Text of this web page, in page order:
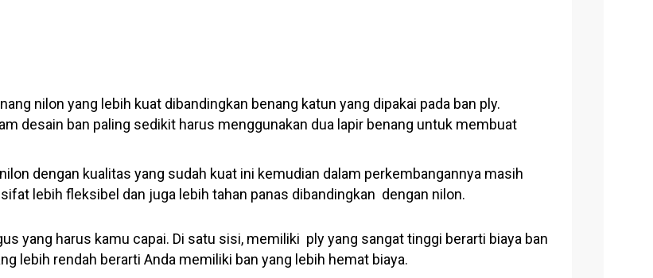
nilon yang lebih kuat dibandingkan benang katun yang dipakai pada ban ply.
desain ban paling sedikit harus menggunakan dua lapir benang untuk membuat
dengan kualitas yang sudah kuat ini kemudian dalam perkembangannya masih
lebih fleksibel dan juga lebih tahan panas dibandingkan dengan nilon.
yang harus kamu capai. Di satu sisi, memiliki ply yang sangat tinggi berarti biaya ban
lebih rendah berarti Anda memiliki ban yang lebih hemat biaya.